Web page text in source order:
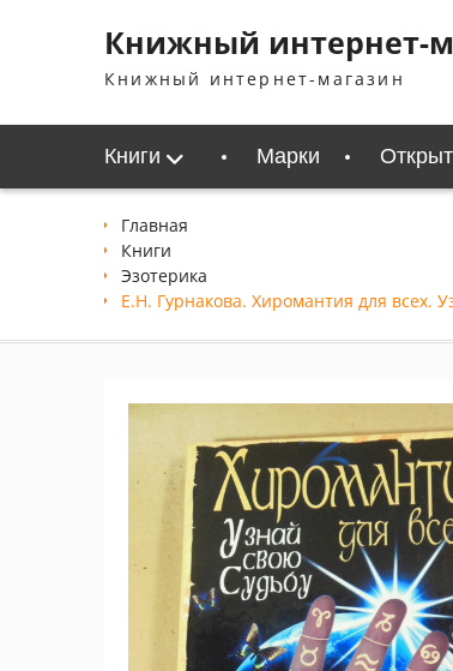
содержимомуКнижный интернет-
Книжный интернет-магазин
Книги Марки
Главная
Книги
Эзотерика
Е.Н. Гурнакова. Хиромантия для всех.